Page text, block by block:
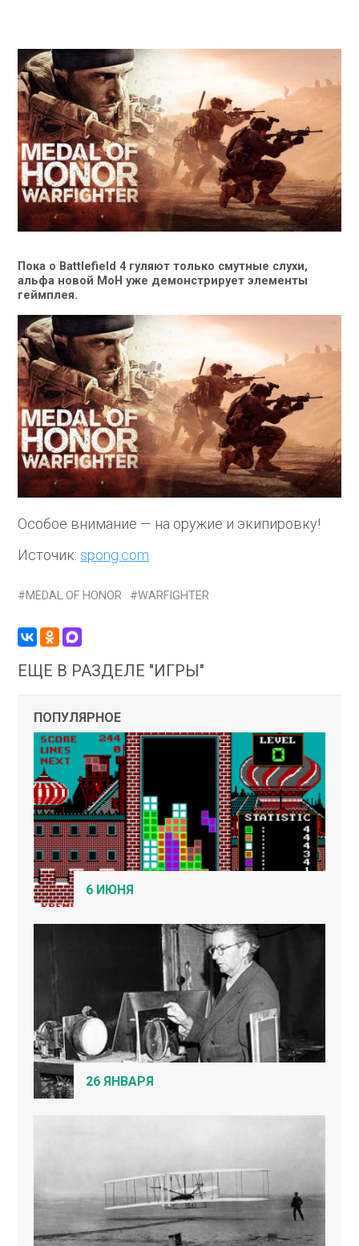
Пока о Battlefield 4 гуляют только смутные слухи,
альфа новой MoH уже демонстрирует элементы
геймплея.
Особое внимание — на оружие и экипировку!
Источик:spong.com
MEDAL OF HONOR WARFIGHTER
ЕЩЕ В РАЗДЕЛЕ "ИГРЫ"
ПОПУЛЯРНОЕ
6 ИЮНЯ
26 ЯНВАРЯ